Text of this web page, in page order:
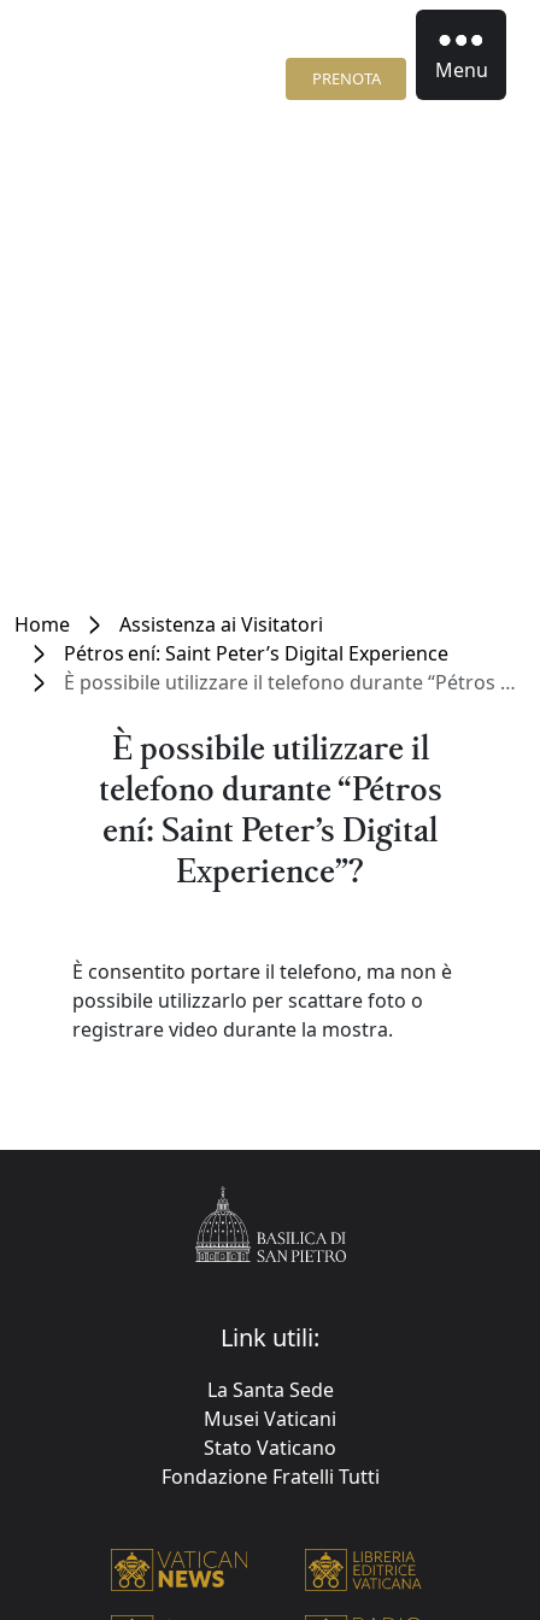
PRENOTA Menu
Home
Assistenza ai Visitatori
Pétros ení: Saint Peter’s Digital Experience
È possibile utilizzare il telefono durante “Pétros ení: Saint Peter’s Digital Experience”?
È possibile utilizzare il
telefono durante “Pétros
ení: Saint Peter’s Digital
Experience”?
È consentito portare il telefono, ma non è
possibile utilizzarlo per scattare foto o
registrare video durante la mostra.
Link utili:
La Santa Sede
Musei Vaticani
Stato Vaticano
Fondazione Fratelli Tutti